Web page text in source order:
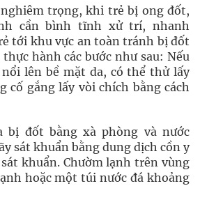
trọng, khi trẻ bị ong đốt,
cần bình tĩnh xử trí, nhanh
tới khu vực an toàn tránh bị đốt
hành các bước như sau: Nếu
lên bề mặt da, có thể thử lấy
cố gắng lấy vòi chích bằng cách
bị đốt bằng xà phòng và nước
sát khuẩn bằng dung dịch cồn y
khuẩn. Chườm lạnh trên vùng
hoặc một túi nước đá khoảng